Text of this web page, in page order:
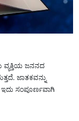
ವ್ಯಕ್ತಿಯ ಜನನದ
ಜಾತಕವನ್ನು
ಇದು ಸಂಪೂರ್ಣವಾಗಿ